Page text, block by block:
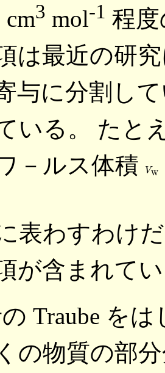
3 mol-1 程
は最近の研
与に分割し
いる。 たと
－ルス体積
VW
表わすわけ
が含まれて
Traube を
の物質の部